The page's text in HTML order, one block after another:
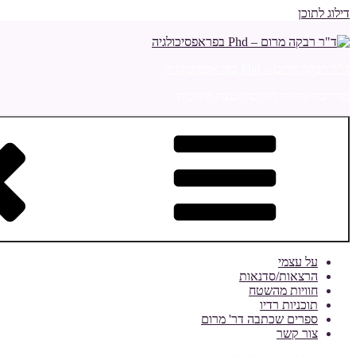
דילוג לתוכן
על עצמי
הרצאות/סדנאות
חוויות מהשטח
תוכניות רדיו
ספרים שכתבה דר' מרום
צור קשר